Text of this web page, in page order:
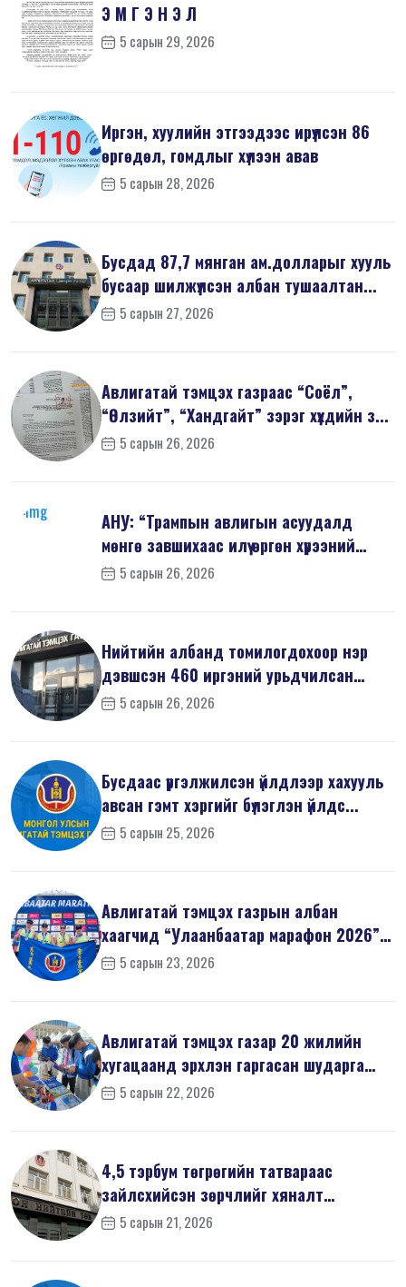
Э М Г Э Н Э Л
5 сарын 29, 2026
Иргэн, хуулийн этгээдээс ирүүлсэн 86
өргөдөл, гомдлыг хүлээн авав
5 сарын 28, 2026
Бусдад 87,7 мянган ам.долларыг хууль
бусаар шилжүүлсэн албан тушаалтан...
5 сарын 27, 2026
Авлигатай тэмцэх газраас “Соёл”,
“Өлзийт”, “Хандгайт” зэрэг хүүхдийн з...
5 сарын 26, 2026
АНУ: “Трампын авлигын асуудалд
мөнгө завшихаас илүү өргөн хүрээний
шин...
5 сарын 26, 2026
Нийтийн албанд томилогдохоор нэр
дэвшсэн 460 иргэний урьдчилсан
мэдүүл...
5 сарын 26, 2026
Бусдаас үргэлжилсэн үйлдлээр хахууль
авсан гэмт хэргийг бүлэглэн үйлдс...
5 сарын 25, 2026
Авлигатай тэмцэх газрын албан
хаагчид “Улаанбаатар марафон 2026”-
д оро...
5 сарын 23, 2026
Авлигатай тэмцэх газар 20 жилийн
хугацаанд эрхлэн гаргасан шударга
ёсн...5 сарын 22, 2026
4,5 тэрбум төгрөгийн татвараас
зайлсхийсэн зөрчлийг хяналт
шалгалтаар ...
5 сарын 21, 2026